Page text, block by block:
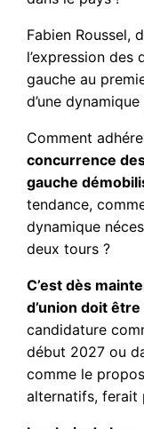
Fabien Roussel,
l’expression des
gauche au
d’une
Comment
concurrence
gauche
tendance,
dynamique
deux tours ?
C’est dès
d’union doit
candidature
début 2027 ou
comme le
alternatifs, ferait